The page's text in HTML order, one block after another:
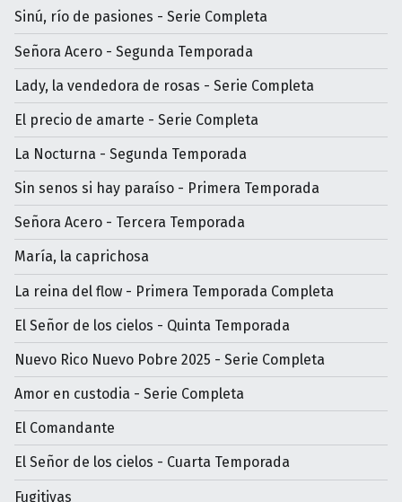
Sinú, río de pasiones - Serie Completa
Señora Acero - Segunda Temporada
Lady, la vendedora de rosas - Serie Completa
El precio de amarte - Serie Completa
La Nocturna - Segunda Temporada
Sin senos si hay paraíso - Primera Temporada
Señora Acero - Tercera Temporada
María, la caprichosa
La reina del flow - Primera Temporada Completa
El Señor de los cielos - Quinta Temporada
Nuevo Rico Nuevo Pobre 2025 - Serie Completa
Amor en custodia - Serie Completa
El Comandante
El Señor de los cielos - Cuarta Temporada
Fugitivas